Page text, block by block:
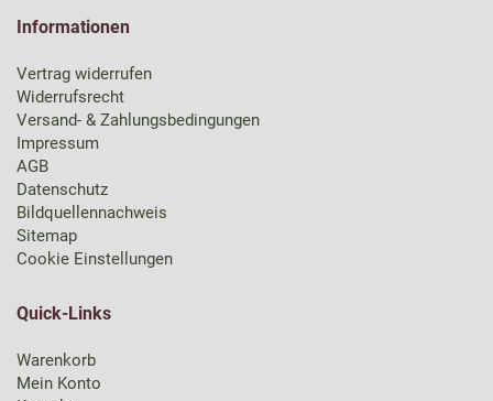
Informationen
Vertrag widerrufen
Widerrufsrecht
Versand- & Zahlungsbedingungen
Impressum
AGB
Datenschutz
Bildquellennachweis
Sitemap
Cookie Einstellungen
Quick-Links
Warenkorb
Mein Konto